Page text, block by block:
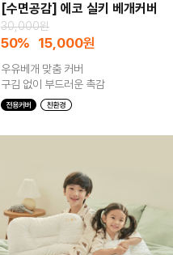
[수면공감] 에코 실키 베개커버
30,000원
50% 15,000원
우유베개 맞춤 커버
구김 없이 부드러운 촉감